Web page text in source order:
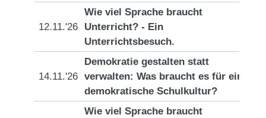
12.11.'26
Wie viel Sprache braucht
Unterricht? - Ein
Unterrichtsbesuch.
14.11.'26
Demokratie gestalten statt
verwalten: Was braucht es für eine
demokratische Schulkultur?
Wie viel Sprache braucht